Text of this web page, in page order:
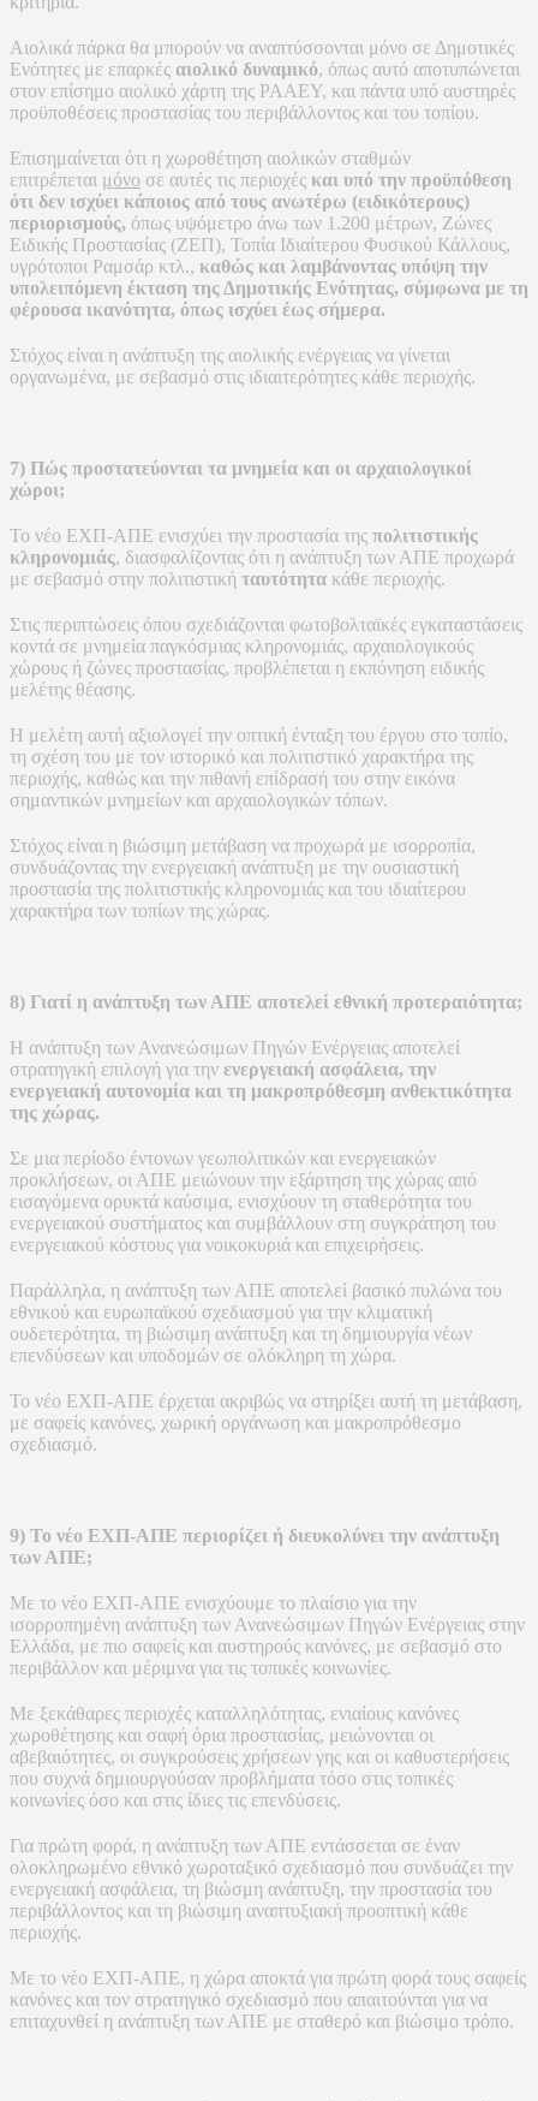
Αιολικά πάρκα θα μπορούν να αναπτύσσονται μόνο σε Δημοτικές
Ενότητες με επαρκές αιολικό δυναμικό, όπως αυτό αποτυπώνεται
στον επίσημο αιολικό χάρτη της ΡΑΑΕΥ, και πάντα υπό αυστηρές
προϋποθέσεις προστασίας του περιβάλλοντος και του τοπίου.
Επισημαίνεται ότι η χωροθέτηση αιολικών σταθμών
επιτρέπεται μόνο σε αυτές τις περιοχές και υπό την προϋπόθεση
ότι δεν ισχύει κάποιος από τους ανωτέρω (ειδικότερους)
περιορισμούς, όπως υψόμετρο άνω των 1.200 μέτρων, Ζώνες
Ειδικής Προστασίας (ΖΕΠ), Τοπία Ιδιαίτερου Φυσικού Κάλλους,
υγρότοποι Ραμσάρ κτλ., καθώς και λαμβάνοντας υπόψη την
υπολειπόμενη έκταση της Δημοτικής Ενότητας, σύμφωνα με τη
φέρουσα ικανότητα, όπως ισχύει έως σήμερα.
Στόχος είναι η ανάπτυξη της αιολικής ενέργειας να γίνεται
οργανωμένα, με σεβασμό στις ιδιαιτερότητες κάθε περιοχής.
7) Πώς προστατεύονται τα μνημεία και οι αρχαιολογικοί
χώροι;
Το νέο ΕΧΠ-ΑΠΕ ενισχύει την προστασία της πολιτιστικής
κληρονομιάς, διασφαλίζοντας ότι η ανάπτυξη των ΑΠΕ προχωρά
με σεβασμό στην πολιτιστική ταυτότητα κάθε περιοχής.
Στις περιπτώσεις όπου σχεδιάζονται φωτοβολταϊκές εγκαταστάσεις
κοντά σε μνημεία παγκόσμιας κληρονομιάς, αρχαιολογικούς
χώρους ή ζώνες προστασίας, προβλέπεται η εκπόνηση ειδικής
μελέτης θέασης.
Η μελέτη αυτή αξιολογεί την οπτική ένταξη του έργου στο τοπίο,
τη σχέση του με τον ιστορικό και πολιτιστικό χαρακτήρα της
περιοχής, καθώς και την πιθανή επίδρασή του στην εικόνα
σημαντικών μνημείων και αρχαιολογικών τόπων.
Στόχος είναι η βιώσιμη μετάβαση να προχωρά με ισορροπία,
συνδυάζοντας την ενεργειακή ανάπτυξη με την ουσιαστική
προστασία της πολιτιστικής κληρονομιάς και του ιδιαίτερου
χαρακτήρα των τοπίων της χώρας.
8) Γιατί η ανάπτυξη των ΑΠΕ αποτελεί εθνική προτεραιότητα;
Η ανάπτυξη των Ανανεώσιμων Πηγών Ενέργειας αποτελεί
στρατηγική επιλογή για την ενεργειακή ασφάλεια, την
ενεργειακή αυτονομία και τη μακροπρόθεσμη ανθεκτικότητα
της χώρας.
Σε μια περίοδο έντονων γεωπολιτικών και ενεργειακών
προκλήσεων, οι ΑΠΕ μειώνουν την εξάρτηση της χώρας από
εισαγόμενα ορυκτά καύσιμα, ενισχύουν τη σταθερότητα του
ενεργειακού συστήματος και συμβάλλουν στη συγκράτηση του
ενεργειακού κόστους για νοικοκυριά και επιχειρήσεις.
Παράλληλα, η ανάπτυξη των ΑΠΕ αποτελεί βασικό πυλώνα του
εθνικού και ευρωπαϊκού σχεδιασμού για την κλιματική
ουδετερότητα, τη βιώσιμη ανάπτυξη και τη δημιουργία νέων
επενδύσεων και υποδομών σε ολόκληρη τη χώρα.
Το νέο ΕΧΠ-ΑΠΕ έρχεται ακριβώς να στηρίξει αυτή τη μετάβαση,
με σαφείς κανόνες, χωρική οργάνωση και μακροπρόθεσμο
σχεδιασμό.
9) Το νέο ΕΧΠ-ΑΠΕ περιορίζει ή διευκολύνει την ανάπτυξη
των ΑΠΕ;
Με το νέο ΕΧΠ-ΑΠΕ ενισχύουμε το πλαίσιο για την
ισορροπημένη ανάπτυξη των Ανανεώσιμων Πηγών Ενέργειας στην
Ελλάδα, με πιο σαφείς και αυστηρούς κανόνες, με σεβασμό στο
περιβάλλον και μέριμνα για τις τοπικές κοινωνίες.
Με ξεκάθαρες περιοχές καταλληλότητας, ενιαίους κανόνες
χωροθέτησης και σαφή όρια προστασίας, μειώνονται οι
αβεβαιότητες, οι συγκρούσεις χρήσεων γης και οι καθυστερήσεις
που συχνά δημιουργούσαν προβλήματα τόσο στις τοπικές
κοινωνίες όσο και στις ίδιες τις επενδύσεις.
Για πρώτη φορά, η ανάπτυξη των ΑΠΕ εντάσσεται σε έναν
ολοκληρωμένο εθνικό χωροταξικό σχεδιασμό που συνδυάζει την
ενεργειακή ασφάλεια, τη βιώσμη ανάπτυξη, την προστασία του
περιβάλλοντος και τη βιώσιμη αναπτυξιακή προοπτική κάθε
περιοχής.
Με το νέο ΕΧΠ-ΑΠΕ, η χώρα αποκτά για πρώτη φορά τους σαφείς
κανόνες και τον στρατηγικό σχεδιασμό που απαιτούνται για να
επιταχυνθεί η ανάπτυξη των ΑΠΕ με σταθερό και βιώσιμο τρόπο.